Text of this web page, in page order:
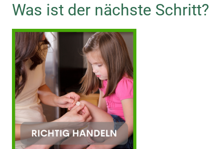
Was ist der nächste Schritt?